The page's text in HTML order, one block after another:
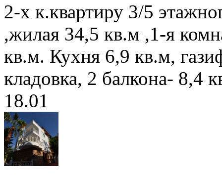
2-х к.квартиру 3/5
,жилая 34,5 кв.м ,1-я
кв.м. Кухня 6,9 кв.м,
кладовка, 2 балкона- 8,4
18.01